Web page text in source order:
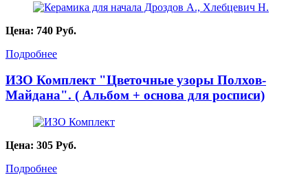
Цена: 740 Руб.
Подробнее
ИЗО Комплект "Цветочные узоры Полхов-
Майдана". ( Альбом + основа для росписи)
Цена: 305 Руб.
Подробнее